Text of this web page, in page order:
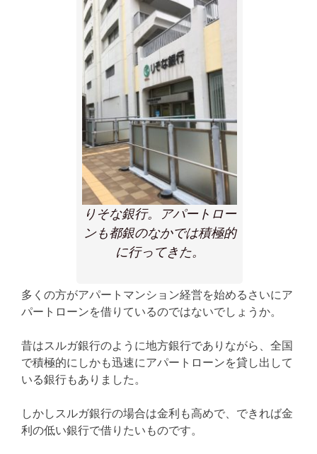
りそな銀行。アパートロー
ンも都銀のなかでは積極的
に行ってきた。
多くの方がアパートマンション経営を始めるさいにア
パートローンを借りているのではないでしょうか。
昔はスルガ銀行のように地方銀行でありながら、全国
で積極的にしかも迅速にアパートローンを貸し出して
いる銀行もありました。
しかしスルガ銀行の場合は金利も高めで、できれば金
利の低い銀行で借りたいものです。